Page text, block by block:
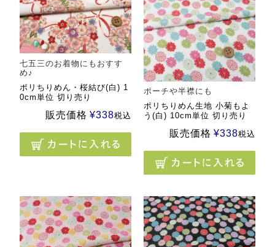
七五三のお着物にもおすす
め♪
ポリちりめん・桜結び(白) 1
0cm単位 切り売り
販売価格 ¥338税込
ポーチや半襟にも
ポリちりめん生地 小菊もよ
う(白) 10cm単位 切り売り
販売価格 ¥338税込